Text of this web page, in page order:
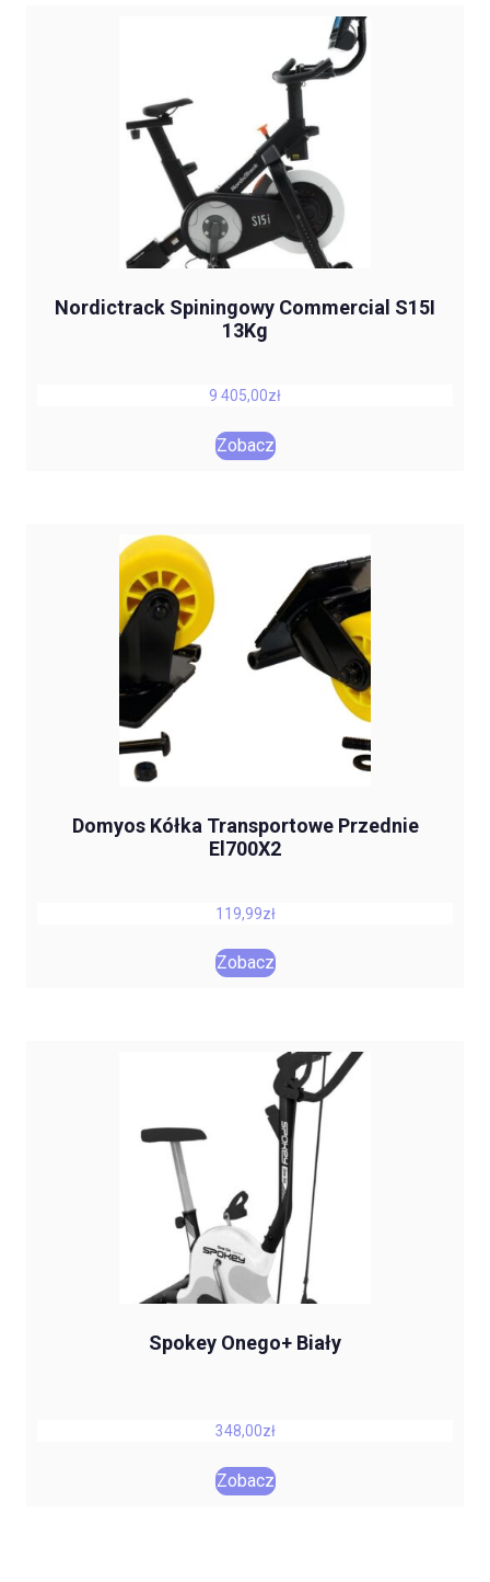
Nordictrack Spiningowy Commercial S15I
13Kg
9 405,00zł
Zobacz
Domyos Kółka Transportowe Przednie
El700X2
119,99zł
Zobacz
Spokey Onego+ Biały
348,00zł
Zobacz